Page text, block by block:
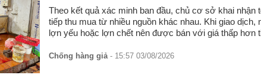
Theo kết quả xác minh ban đầu, chủ cơ sở khai nhận
tiếp thu mua từ nhiều nguồn khác nhau. Khi giao dịch,
lợn yếu hoặc lợn chết nên được bán với giá thấp hơn
Chống hàng giả- 15:57 03/08/2026